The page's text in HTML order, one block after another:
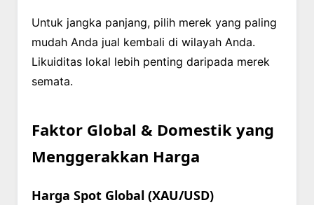
Untuk jangka panjang, pilih merek yang paling
mudah Anda jual kembali di wilayah Anda.
Likuiditas lokal lebih penting daripada merek
semata.
Faktor Global & Domestik yang
Menggerakkan Harga
Harga Spot Global (XAU/USD)